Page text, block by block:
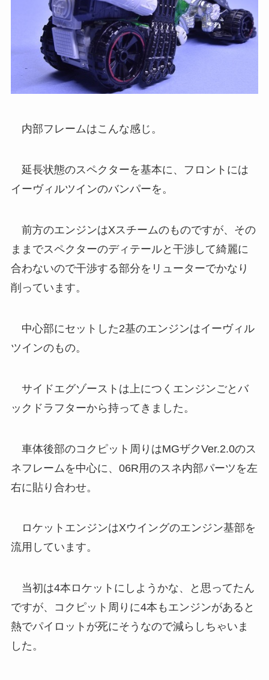
内部フレームはこんな感じ。
延長状態のスペクターを基本に、フロントには
イーヴィルツインのバンパーを。
前方のエンジンはXスチームのものですが、その
ままでスペクターのディテールと干渉して綺麗に
合わないので干渉する部分をリューターでかなり
削っています。
中心部にセットした2基のエンジンはイーヴィル
ツインのもの。
サイドエグゾーストは上につくエンジンごとバ
ックドラフターから持ってきました。
車体後部のコクピット周りはMGザクVer.2.0のス
ネフレームを中心に、06R用のスネ内部パーツを左
右に貼り合わせ。
ロケットエンジンはXウイングのエンジン基部を
流用しています。
当初は4本ロケットにしようかな、と思ってたん
ですが、コクピット周りに4本もエンジンがあると
熱でパイロットが死にそうなので減らしちゃいま
した。